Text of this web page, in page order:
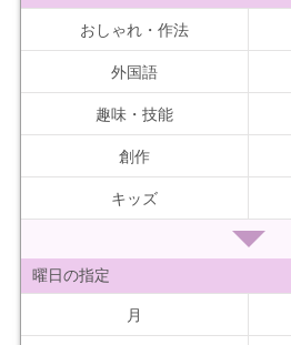
おしゃれ・作法
外国語
趣味・技能
創作
キッズ
曜日の指定
月